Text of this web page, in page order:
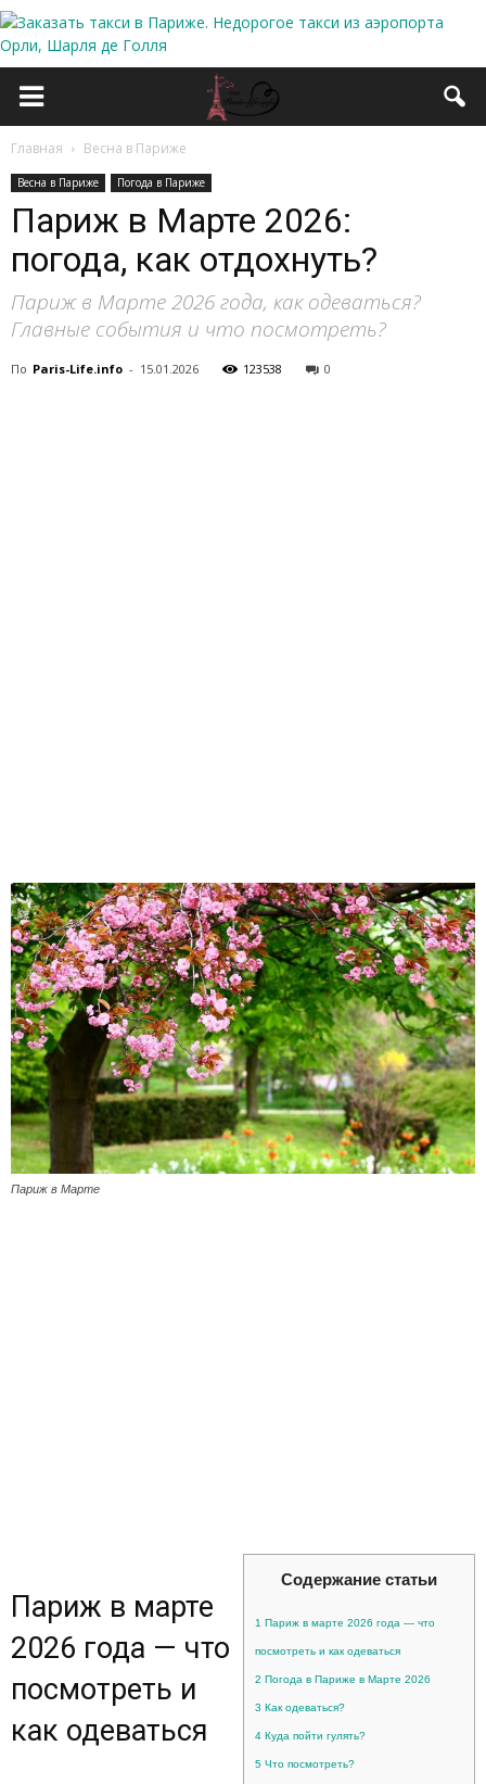
Главная Весна в Париже
Весна в Париже Погода в Париже
Париж в Марте 2026:
погода, как отдохнуть?
Париж в Марте 2026 года, как одеваться?
Главные события и что посмотреть?
По Paris-Life.info - 15.01.2026 123538 0
Париж в Марте
Содержание статьи
1 Париж в марте 2026 года — что
посмотреть и как одеваться
2 Погода в Париже в Марте 2026
3 Как одеваться?
4 Куда пойти гулять?
5 Что посмотреть?
Париж в марте
2026 года — что
посмотреть и
как одеваться